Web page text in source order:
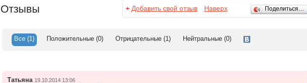
Отзывы + Добавить свой отзыв Наверх Поделиться…
Все (1) Положительные(0) Отрицательные(1) Нейтральные(0)
Татьяна 19.10.2014 13:06